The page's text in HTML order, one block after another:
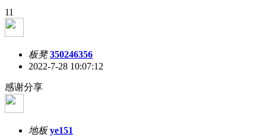
11
板凳 350246356
2022-7-28 10:07:12
感谢分享
地板 ye151